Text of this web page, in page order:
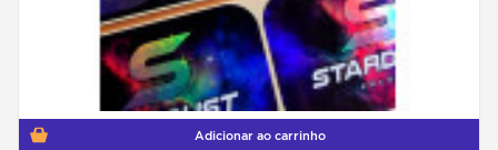
Adicionar ao carrinho